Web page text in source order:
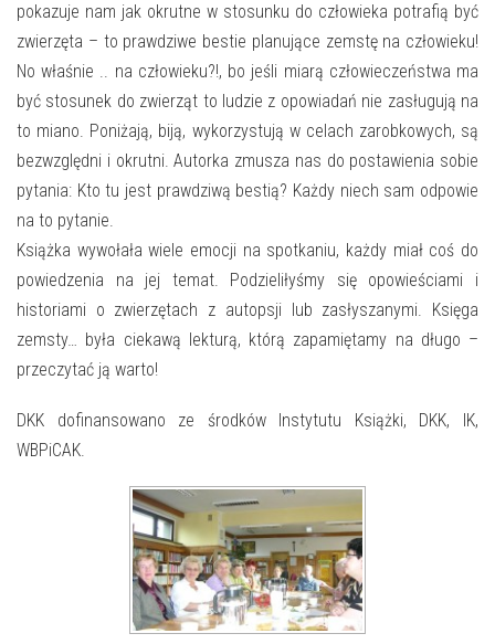
WYDARZENIA KULTURALNE
FOTO
E-INFORMATOR
O NAS
pokazuje nam jak okrutne w stosunku do człowieka potrafią być
zwierzęta – to prawdziwe bestie planujące zemstę na człowieku!
No właśnie .. na człowieku?!, bo jeśli miarą człowieczeństwa ma
być stosunek do zwierząt to ludzie z opowiadań nie zasługują na
to miano. Poniżają, biją, wykorzystują w celach zarobkowych, są
bezwzględni i okrutni. Autorka zmusza nas do postawienia sobie
pytania: Kto tu jest prawdziwą bestią? Każdy niech sam odpowie
na to pytanie.
Książka wywołała wiele emocji na spotkaniu, każdy miał coś do
powiedzenia na jej temat. Podzieliłyśmy się opowieściami i
historiami o zwierzętach z autopsji lub zasłyszanymi. Księga
zemsty… była ciekawą lekturą, którą zapamiętamy na długo –
przeczytać ją warto!
DKK dofinansowano ze środków Instytutu Książki, DKK, IK,
WBPiCAK.